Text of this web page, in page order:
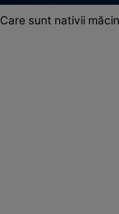
Care sunt nativii